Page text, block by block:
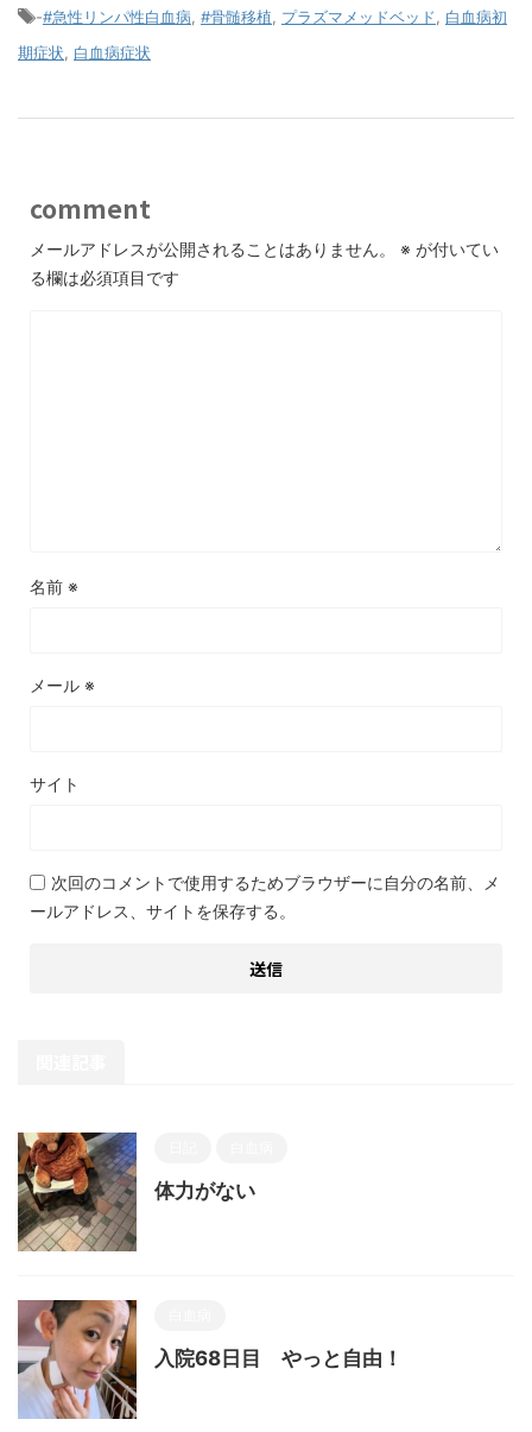
-#急性リンパ性白血病 #骨髄移植 プラズマメッドベッド
白血病初
期症状
白血病症状
comment
メールアドレスが公開されることはありません。 ※ が付いてい
る欄は必須項目です
名前 ※
メール ※
サイト
次回のコメントで使用するためブラウザーに自分の名前、メ
ールアドレス、サイトを保存する。
体力がない
入院68日目 やっと自由！